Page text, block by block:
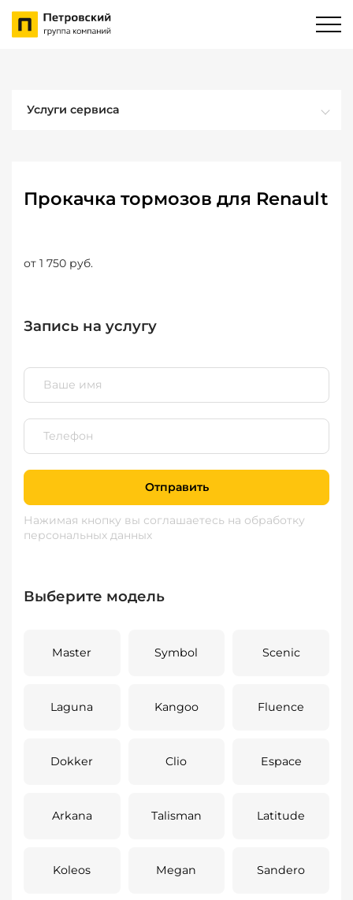
Услуги сервиса
Прокачка тормозов для Renault
от 1 750 руб.
Запись на услугу
Отправить
Нажимая кнопку вы соглашаетесь на обработку
персональных данных
Выберите модель
Master Symbol Scenic
Laguna Kangoo Fluence
Dokker Clio Espace
Arkana Talisman Latitude
Koleos Megan Sandero